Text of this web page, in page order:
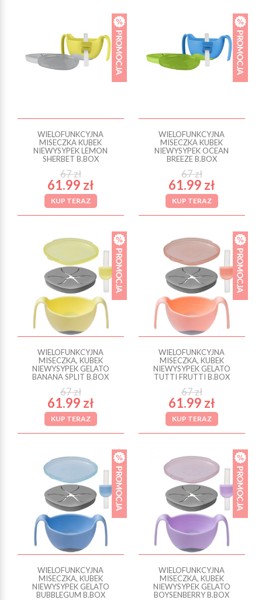
WIELOFUNKCYJNA
MISECZKA KUBEK
NIEWYSYPEK LEMON
SHERBET B.BOX
67 zł
61.99 zł
KUP TERAZ
WIELOFUNKCYJNA
MISECZKA KUBEK
NIEWYSYPEK OCEAN
BREEZE B.BOX
67 zł
61.99 zł
KUP TERAZ
WIELOFUNKCYJNA
MISECZKA, KUBEK
NIEWYSYPEK GELATO
BANANA SPLIT B.BOX
67 zł
61.99 zł
KUP TERAZ
WIELOFUNKCYJNA
MISECZKA, KUBEK
NIEWYSYPEK GELATO
TUTTI FRUTTI B.BOX
67 zł
61.99 zł
KUP TERAZ
WIELOFUNKCYJNA
MISECZKA, KUBEK
NIEWYSYPEK GELATO
BUBBLEGUM B.BOX
WIELOFUNKCYJNA
MISECZKA, KUBEK
NIEWYSYPEK GELATO
BOYSENBERRY B.BOX